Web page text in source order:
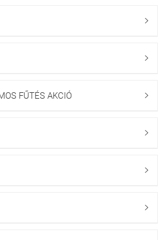


FŰTÉS AKCIÓ 


